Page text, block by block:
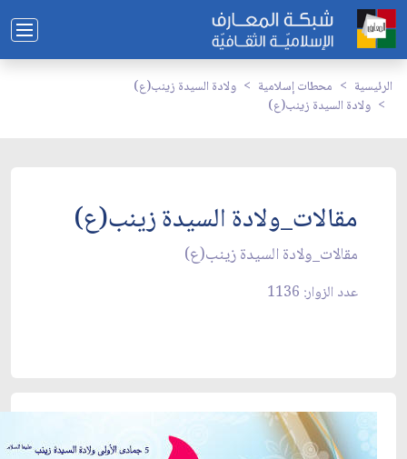
الرئيسية محطات إسلامية
ولادة السيدة زينب(ع)
ولادة السيدة زينب(ع)
مقالات_ولادة السيدة زينب(ع)
مقالات_ولادة السيدة زينب(ع)
عدد الزوار: 1136